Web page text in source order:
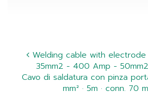
Welding cable with
35mm2 - 400 Amp -
Cavo di saldatura con pinza
mm² · 5m · conn. 70